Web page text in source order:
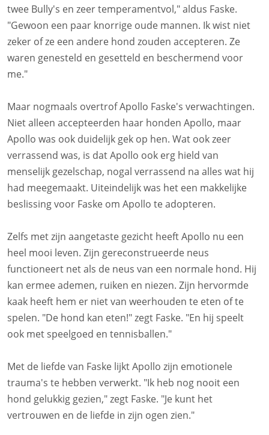
twee Bully's en zeer temperamentvol," aldus Faske.
"Gewoon een paar knorrige oude mannen. Ik wist niet
zeker of ze een andere hond zouden accepteren. Ze
waren genesteld en gesetteld en beschermend voor
me."
Maar nogmaals overtrof Apollo Faske's verwachtingen.
Niet alleen accepteerden haar honden Apollo, maar
Apollo was ook duidelijk gek op hen. Wat ook zeer
verrassend was, is dat Apollo ook erg hield van
menselijk gezelschap, nogal verrassend na alles wat hij
had meegemaakt. Uiteindelijk was het een makkelijke
beslissing voor Faske om Apollo te adopteren.
Zelfs met zijn aangetaste gezicht heeft Apollo nu een
heel mooi leven. Zijn gereconstrueerde neus
functioneert net als de neus van een normale hond. Hij
kan ermee ademen, ruiken en niezen. Zijn hervormde
kaak heeft hem er niet van weerhouden te eten of te
spelen. "De hond kan eten!" zegt Faske. "En hij speelt
ook met speelgoed en tennisballen."
Met de liefde van Faske lijkt Apollo zijn emotionele
trauma's te hebben verwerkt. "Ik heb nog nooit een
hond gelukkig gezien," zegt Faske. "Je kunt het
vertrouwen en de liefde in zijn ogen zien."